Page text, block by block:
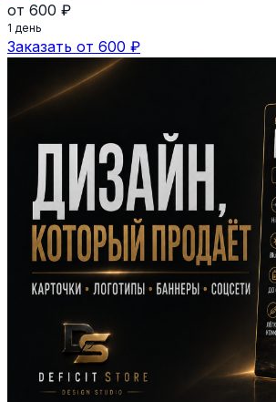
от 600 ₽
1 день
Заказать от 600 ₽